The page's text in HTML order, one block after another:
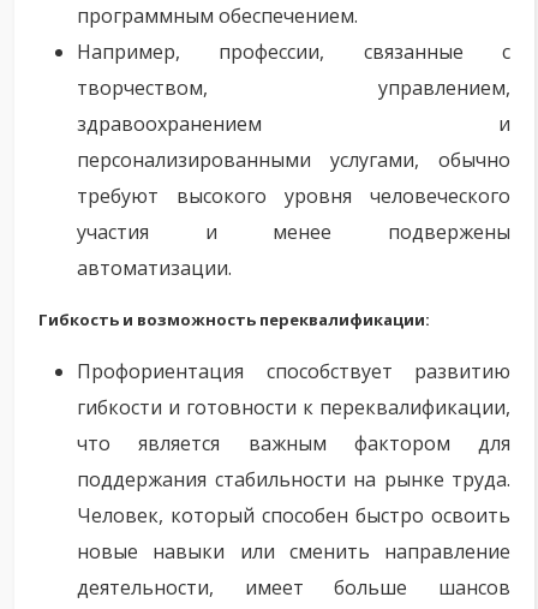
программным обеспечением.
Например, профессии, связанные с
творчеством, управлением,
здравоохранением и
персонализированными услугами, обычно
требуют высокого уровня человеческого
участия и менее подвержены
автоматизации.
Гибкость и возможность переквалификации:
Профориентация способствует развитию
гибкости и готовности к переквалификации,
что является важным фактором для
поддержания стабильности на рынке труда.
Человек, который способен быстро освоить
новые навыки или сменить направление
деятельности, имеет больше шансов